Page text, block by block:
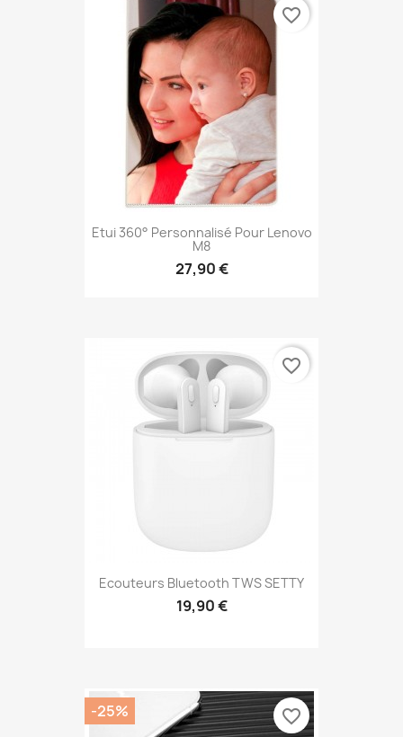
Etui 360° Personnalisé Pour Lenovo
M8
27,90 €
favorite_border
Ecouteurs Bluetooth TWS SETTY
19,90 €
favorite_border
-25% favorite_border